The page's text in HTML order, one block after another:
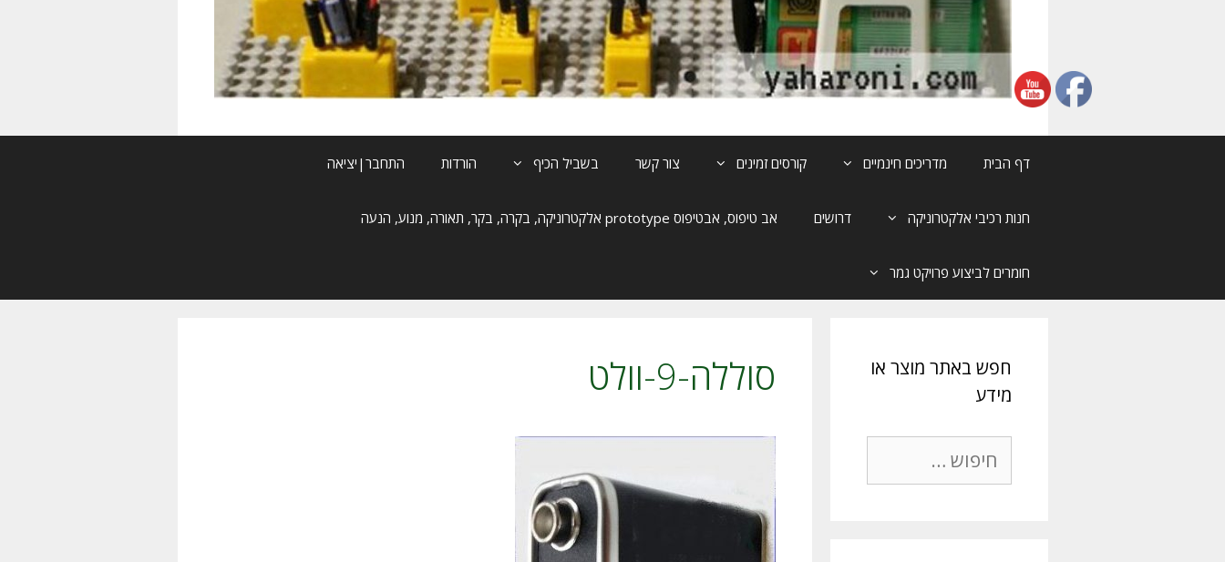
דף הבית מדריכים חינמיים קורסים זמינים צור קשר בשביל הכיף הורדות התחבר|יציאה
חנות רכיבי אלקטרוניקה דרושים אב טיפוס, אבטיפוס prototype אלקטרוניקה, בקרה, בקר, תאורה, מנוע, הנעה
חומרים לביצוע פרויקט גמר
סוללה-9-וולט
חפש באתר מוצר או
מידע
חיפוש: